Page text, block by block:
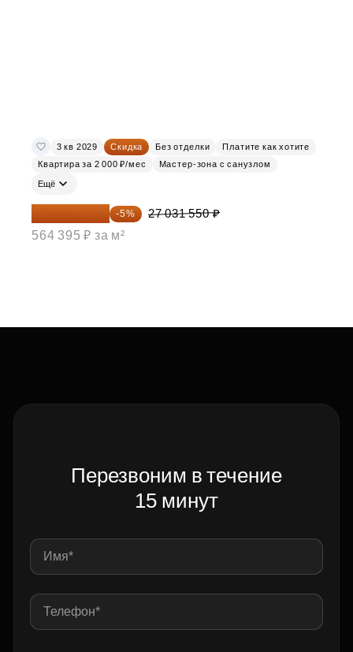
3 кв 2029 Скидка Без отделки
Платите как хотите
Квартира за 2 000 ₽/мес
Мастер-зона с санузлом
Ещё
25 679 973 ₽ -5%
27 031 550 ₽
564 395 ₽ за м²
Перезвоним в течение
15 минут